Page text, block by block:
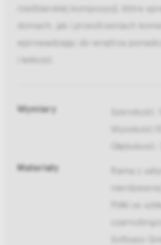
rzeźbiarskiej kompozycji, która
domach, jak i przestrzeniach
wprowadzając do wnętrza
i lekkość.
Wymiary
Szerokość:
Głębokość:
Materiały
Rama z
nierdzewnej
Półki ze
Sottsass